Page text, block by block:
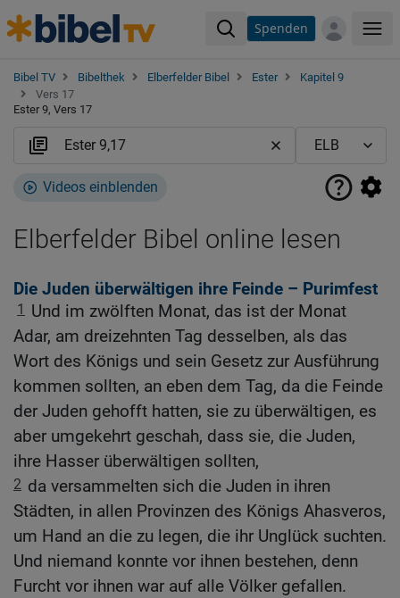
Spenden
Bibel TV Bibelthek Elberfelder Bibel Ester
Kapitel 9
Vers 17
Ester 9, Vers 17
Videos einblenden
Elberfelder Bibel online lesen
Die Juden überwältigen ihre Feinde – Purimfest
1
Und im zwölften Monat, das ist der Monat
Adar, am dreizehnten Tag desselben, als das
Wort des Königs und sein Gesetz zur Ausführung
kommen sollten, an eben dem Tag, da die Feinde
der Juden gehofft hatten, sie zu überwältigen, es
aber umgekehrt geschah, dass sie, die Juden,
ihre Hasser überwältigen sollten,
2 da versammelten sich die Juden in ihren
Städten, in allen Provinzen des Königs Ahasveros,
um Hand an die zu legen, die ihr Unglück suchten.
Und niemand konnte vor ihnen bestehen, denn
Furcht vor ihnen war auf alle Völker gefallen.